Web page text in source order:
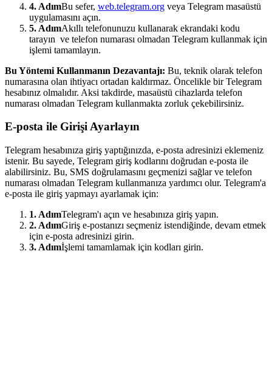
4. AdımBu sefer, web.telegram.org veya Telegram masaüstü
uygulamasını açın.
5. AdımAkıllı telefonunuzu kullanarak ekrandaki kodu
tarayın ve telefon numarası olmadan Telegram kullanmak için
işlemi tamamlayın.
Bu Yöntemi Kullanmanın Dezavantajı: Bu, teknik olarak telefon
numarasına olan ihtiyacı ortadan kaldırmaz. Öncelikle bir Telegram
hesabınız olmalıdır. Aksi takdirde, masaüstü cihazlarda telefon
numarası olmadan Telegram kullanmakta zorluk çekebilirsiniz.
E-posta ile Girişi Ayarlayın
Telegram hesabınıza giriş yaptığınızda, e-posta adresinizi eklemeniz
istenir. Bu sayede, Telegram giriş kodlarını doğrudan e-posta ile
alabilirsiniz. Bu, SMS doğrulamasını geçmenizi sağlar ve telefon
numarası olmadan Telegram kullanmanıza yardımcı olur. Telegram'a
e-posta ile giriş yapmayı ayarlamak için:
1. AdımTelegram'ı açın ve hesabınıza giriş yapın.
2. AdımGiriş e-postanızı seçmeniz istendiğinde, devam etmek
için e-posta adresinizi girin.
3. Adımİşlemi tamamlamak için kodları girin.